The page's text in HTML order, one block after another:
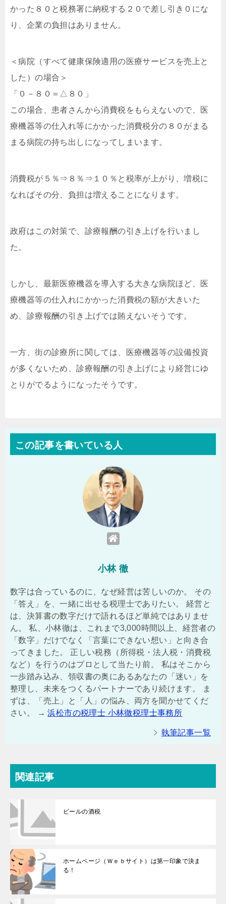
かった８０と税務署に納税する２０で差し引き０にな
り、企業の負担はありません。
＜病院（すべて健康保険適用の医療サービスを売上と
した）の場合＞
「０－８０＝△８０」
この場合、患者さんから消費税をもらえないので、医
療機器等の仕入れ等にかかった消費税分の８０がまる
まる病院の持ち出しになってしまいます。
消費税が５％⇒８％⇒１０％と税率が上がり、増税に
なればその分、負担は増えることになります。
政府はこの対策で、診療報酬の引き上げを行いまし
た。
しかし、最新医療機器を導入する大きな病院ほど、医
療機器等の仕入れにかかった消費税の額が大きいた
め、診療報酬の引き上げでは賄えないそうです。
一方、街の診療所に関しては、医療機器等の設備投資
が多くないため、診療報酬の引き上げにより経営にゆ
とりがでるようになったそうです。
この記事を書いている人
小林 徹
数字は合っているのに、なぜ経営は苦しいのか。 その
「答え」を、一緒に出せる税理士でありたい。 経営と
は、決算書の数字だけで語れるほど単純ではありませ
ん。 私、小林徹は、これまで3,000時間以上、経営者の
「数字」だけでなく「言葉にできない想い」と向き合
ってきました。 正しい税務（所得税・法人税・消費税
など）を行うのはプロとして当たり前。 私はそこから
一歩踏み込み、領収書の奥にあるあなたの「迷い」を
整理し、未来をつくるパートナーであり続けます。 ま
ずは、「売上」と「人」の悩み、両方を聞かせてくだ
さい。 →浜松市の税理士 小林徹税理士事務所
執筆記事一覧
関連記事
ビールの酒税
ホームページ（Ｗｅｂサイト）は第一印象で決ま
る！